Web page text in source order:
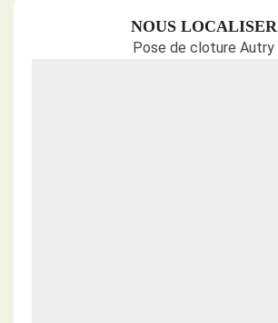
NOUS LOCALISER
Pose de cloture Autry